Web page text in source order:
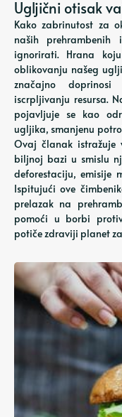
Ugljični otisak
Kako zabrinutost za
naših
ignorirati. Hrana
oblikovanju našeg
značajno
iscrpljivanju resursa.
pojavljuje se kao
ugljika, smanjenu
Ovaj članak istražuje
biljnoj bazi u smislu
deforestaciju, emisije
Ispitujući ove
prelazak na
pomoći u borbi
potiče zdraviji planet